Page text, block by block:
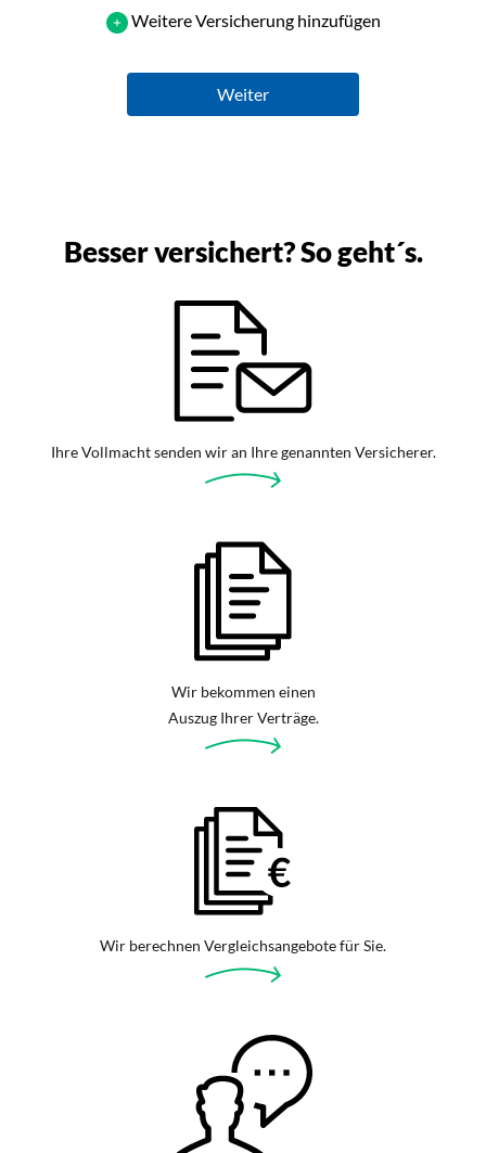
Weitere Versicherung hinzufügen
Besser versichert? So geht´s.
Ihre Vollmacht senden wir an Ihre genannten Versicherer.
Wir bekommen einen
Auszug Ihrer Verträge.
Wir berechnen Vergleichsangebote für Sie.